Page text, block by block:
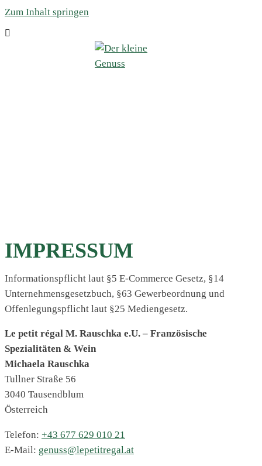
Zum Inhalt springen
IMPRESSUM
Informationspflicht laut §5 E-Commerce Gesetz, §14
Unternehmensgesetzbuch, §63 Gewerbeordnung und
Offenlegungspflicht laut §25 Mediengesetz.
Le petit régal M. Rauschka e.U. – Französische
Spezialitäten & Wein
Michaela Rauschka
Tullner Straße 56
3040 Tausendblum
Österreich
Telefon: +43 677 629 010 21
E-Mail: genuss@lepetitregal.at